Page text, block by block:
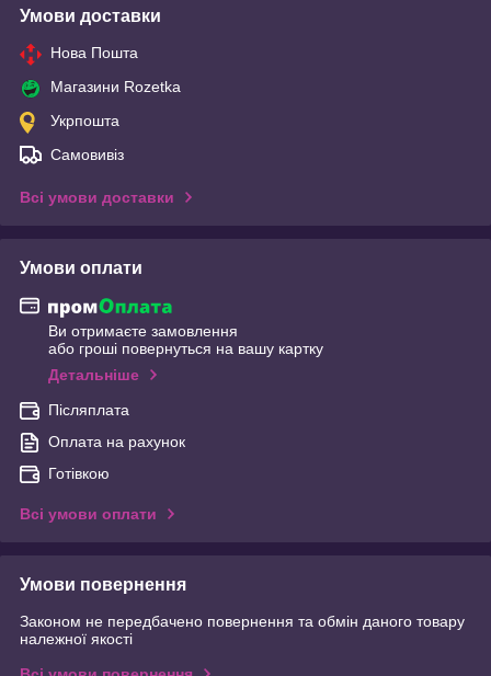
Умови доставки
Нова Пошта
Магазини Rozetka
Укрпошта
Самовивіз
Всі умови доставки
Умови оплати
Ви отримаєте замовлення
або гроші повернуться на вашу картку
Детальніше
Післяплата
Оплата на рахунок
Готівкою
Всі умови оплати
Умови повернення
Законом не передбачено повернення та обмін даного товару
належної якості